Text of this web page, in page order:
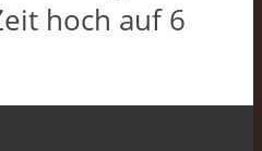
hoch auf 6